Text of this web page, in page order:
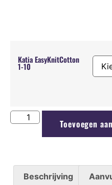
Katia EasyKnitCotton
1-10
Toevoegen
Beschrijving